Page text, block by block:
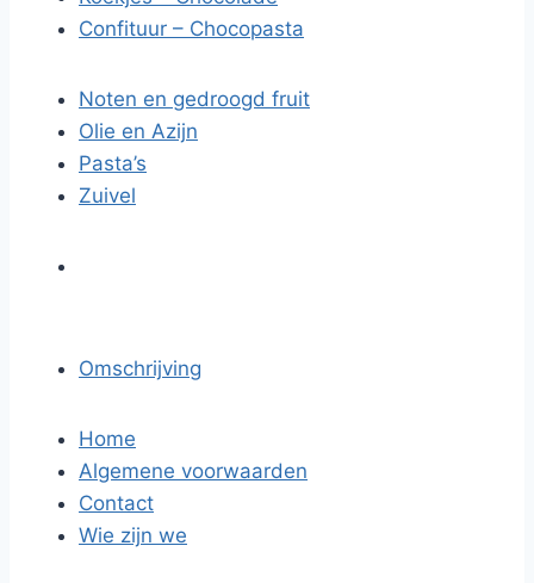
Confituur – Chocopasta
Noten en gedroogd fruit
Olie en Azijn
Pasta’s
Zuivel
Omschrijving
Home
Algemene voorwaarden
Contact
Wie zijn we